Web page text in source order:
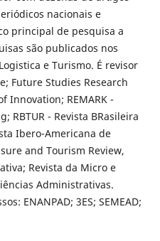
nacionais e
principal de pesquisa a
são publicados nos
e Turismo. É revisor
Future Studies Research
Innovation; REMARK -
RBTUR - Revista BRasileira
Ibero-Americana de
and Tourism Review,
Revista da Micro e
Administrativas.
ENANPAD; 3ES; SEMEAD;